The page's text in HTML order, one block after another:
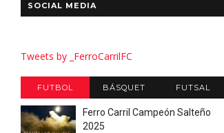
SOCIAL MEDIA
Tweets by _FerroCarrilFC
FUTBOL BÁSQUET FUTSAL
Ferro Carril Campeón Salteño
2025